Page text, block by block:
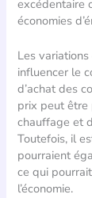
excédentaire
économies
Les
influencer le
d’achat des
prix peut être
chauffage et
Toutefois, il
pourraient
ce qui
l’économie.